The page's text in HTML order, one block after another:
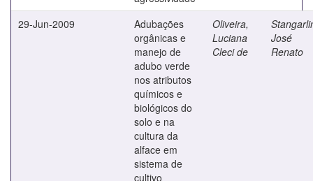
29-Jun-2009
Adubações
orgânicas e
manejo de
adubo verde
nos atributos
químicos e
biológicos do
solo e na
cultura da
alface em
sistema de
cultivo
Oliveira,
Luciana
Cleci de
José
Renato